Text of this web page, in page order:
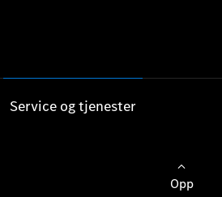
Service og tjenester
Opp